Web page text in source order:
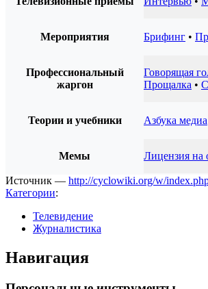
Мероприятия Брифинг •
Профессиональный
жаргон
Говорящая
Прощалка •
Теории и учебники Азбука медиа
Мемы Лицензия на
Источник — http://cyclowiki.org/w/
Категории:
Телевидение
Журналистика
Навигация